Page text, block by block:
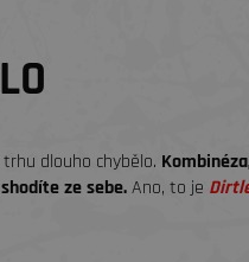
dlouho chybělo.
ze sebe.Ano, to je